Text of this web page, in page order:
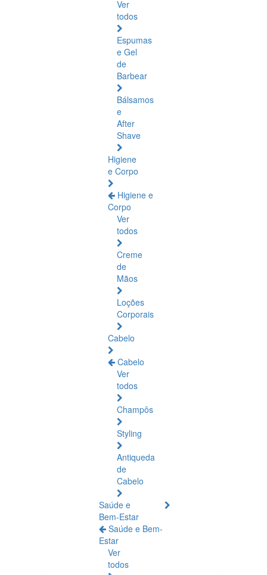
Ver
todos
Espumas
e Gel
de
Barbear
Bálsamos
e
After
Shave
Higiene
e Corpo
Higiene e
Corpo
Ver
todos
Creme
de
Mãos
Loções
Corporais
Cabelo
Cabelo
Ver
todos
Champôs
Styling
Antiqueda
de
Cabelo
Saúde e
Bem-Estar
Saúde e Bem-
Estar
Ver
todos